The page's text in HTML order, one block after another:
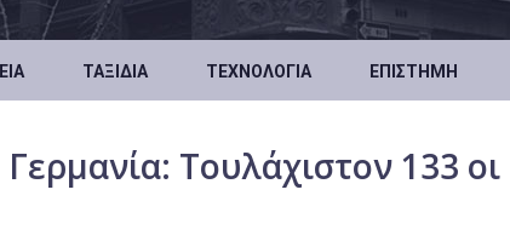
ΤΑΞΊΔΙΑ ΤΕΧΝΟΛΟΓΊΑ ΕΠΙΣΤΉΜΗ
Τουλάχιστον 133 οι